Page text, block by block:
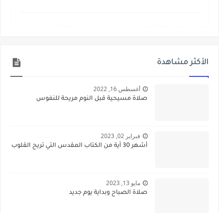
الأكثر مشاهدة
أغسطس 16, 2022
صلاة مسيحية قبل النوم مريحة للنفوس
فبراير 02, 2023
أشهر 30 آية من الكتاب المقدس التي تريح القلوب
مايو 13, 2023
صلاة الصباح وبداية يوم جديد